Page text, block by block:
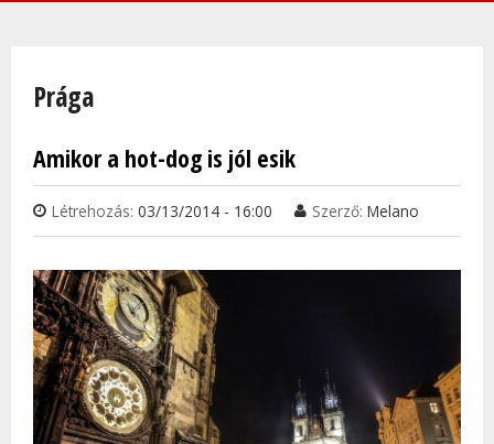
Prága
Amikor a hot-dog is jól esik
Létrehozás: 03/13/2014 - 16:00 Szerző: Melano
Oldalak